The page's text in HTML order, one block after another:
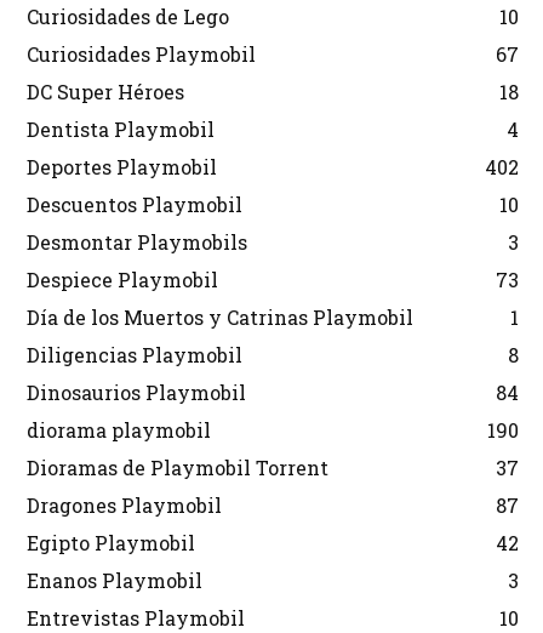
Curiosidades de Lego
10
Curiosidades Playmobil
67
DC Super Héroes
18
Dentista Playmobil
4
Deportes Playmobil
402
Descuentos Playmobil
10
Desmontar Playmobils
3
Despiece Playmobil
73
Día de los Muertos y Catrinas Playmobil
1
Diligencias Playmobil
8
Dinosaurios Playmobil
84
diorama playmobil
190
Dioramas de Playmobil Torrent
37
Dragones Playmobil
87
Egipto Playmobil
42
Enanos Playmobil
3
Entrevistas Playmobil
10